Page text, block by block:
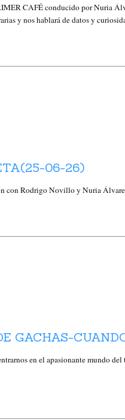
CAFÉ conducido por Nuria
y nos hablará de datos y
06-26)
con Rodrigo Novillo y Nuria
GACHAS-
en el apasionante mundo